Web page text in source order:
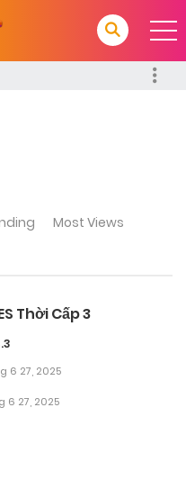
Most Views
Thời Cấp 3
6 27, 2025
6 27, 2025